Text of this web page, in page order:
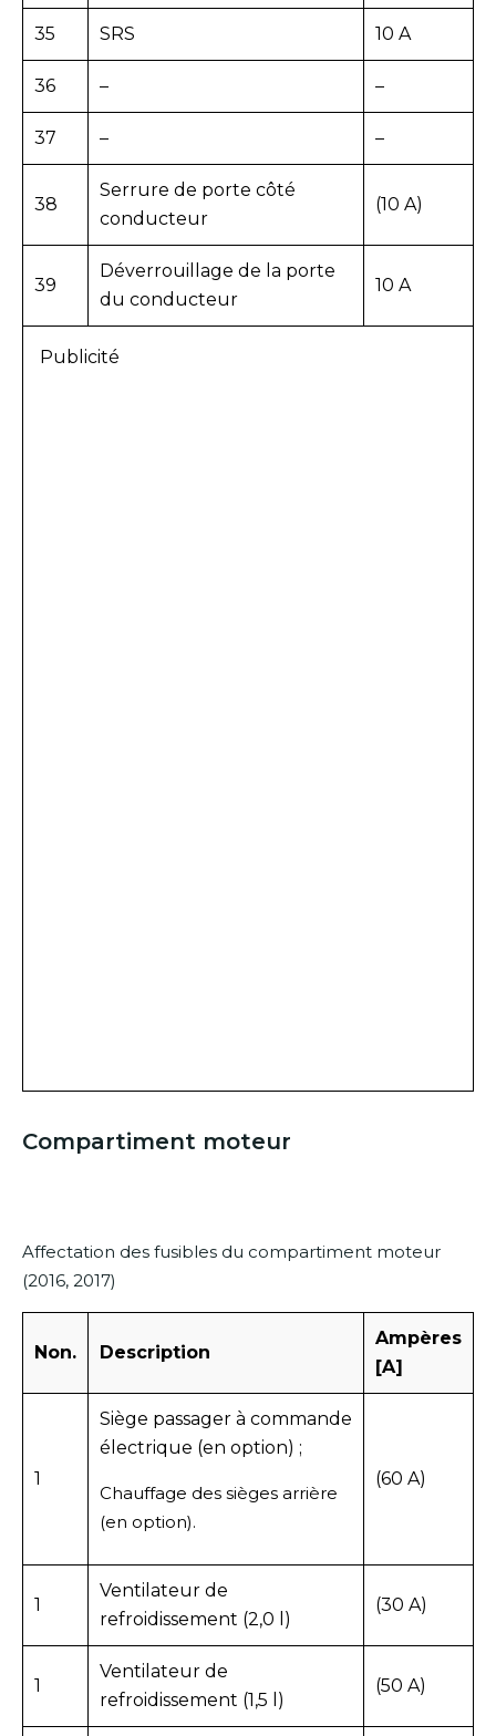
35 SRS 10 A
36 – –
37 – –
38
Serrure de porte côté
conducteur
(10 A)
39
Déverrouillage de la porte
du conducteur
10 A
Publicité
Compartiment moteur
Affectation des fusibles du compartiment moteur
(2016, 2017)
Non. Description
Ampères
[A]
1
Siège passager à commande
électrique (en option) ;
Chauffage des sièges arrière
(en option).
(60 A)
1
Ventilateur de
refroidissement (2,0 l)
(30 A)
1
Ventilateur de
refroidissement (1,5 l)
(50 A)